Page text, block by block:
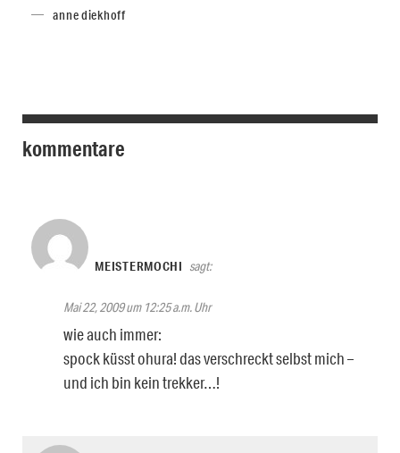
anne diekhoff
kommentare
MEISTERMOCHI sagt:
Mai 22, 2009 um 12:25 a.m. Uhr
wie auch immer:
spock küsst ohura! das verschreckt selbst mich –
und ich bin kein trekker…!